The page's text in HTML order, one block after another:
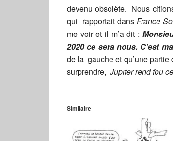
devenu obsolète. Nous
qui rapportait dans France
me voir et il m’a dit :
2020 ce sera nous. C’est
de la gauche et qu’une partie
surprendre, Jupiter rend fou
Similaire